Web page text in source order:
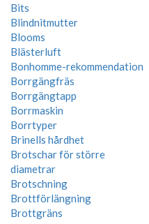
Bits
Blindnitmutter
Blooms
Blästerluft
Bonhomme-rekommendation
Borrgängfräs
Borrgängtapp
Borrmaskin
Borrtyper
Brinells hårdhet
Brotschar för större
diametrar
Brotschning
Brottförlängning
Brottgräns